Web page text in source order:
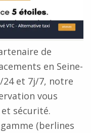
de
en Seine-
24 et 7j/7, notre
vous
sécurité.
(berlines